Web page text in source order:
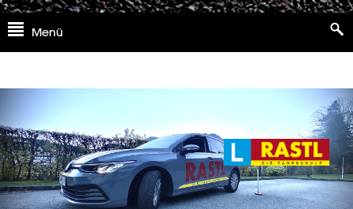
Skip
to
Menü